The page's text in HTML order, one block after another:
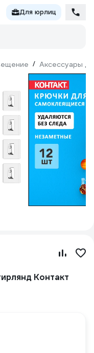
Для юрлиц
/ Аксессуары
Контакт